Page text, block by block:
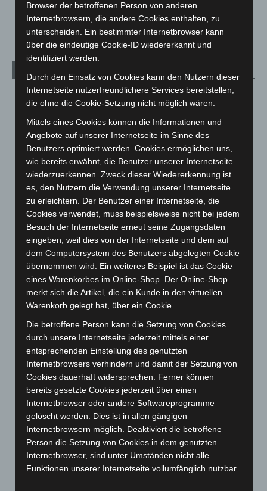
Veranstaltungen
Welt
August 2026(10)
Juni 2026(139)
Mai 2026(99)
April 2026(99)
März 2026(115)
Februar 2026(109)
Januar 2026
(122)
Dezember 2025 (103)
November 2025(114)
Oktober 2025
(112)
September 2025(93)
August 2025 (90)
Juli 2025(90)
Juni 2025
(103)
Mai 2025(112)
April 2025(88)
März 2025(111)
Februar 2025(96)
Januar 2025(88)
Dezember 2024(89)
November 2024(94)
Browser der betroffenen Person von anderen
Internetbrowsern, die andere Cookies enthalten, zu
unterscheiden. Ein bestimmter Internetbrowser kann
über die eindeutige Cookie-ID wiedererkannt und
identifiziert werden.
Durch den Einsatz von Cookies kann den Nutzern dieser
Internetseite nutzerfreundlichere Services bereitstellen,
die ohne die Cookie-Setzung nicht möglich wären.
Mittels eines Cookies können die Informationen und
Angebote auf unserer Internetseite im Sinne des
Benutzers optimiert werden. Cookies ermöglichen uns,
wie bereits erwähnt, die Benutzer unserer Internetseite
wiederzuerkennen. Zweck dieser Wiedererkennung ist
es, den Nutzern die Verwendung unserer Internetseite
zu erleichtern. Der Benutzer einer Internetseite, die
Cookies verwendet, muss beispielsweise nicht bei jedem
Besuch der Internetseite erneut seine Zugangsdaten
eingeben, weil dies von der Internetseite und dem auf
dem Computersystem des Benutzers abgelegten Cookie
übernommen wird. Ein weiteres Beispiel ist das Cookie
eines Warenkorbes im Online-Shop. Der Online-Shop
merkt sich die Artikel, die ein Kunde in den virtuellen
Warenkorb gelegt hat, über ein Cookie.
Die betroffene Person kann die Setzung von Cookies
durch unsere Internetseite jederzeit mittels einer
entsprechenden Einstellung des genutzten
Internetbrowsers verhindern und damit der Setzung von
Cookies dauerhaft widersprechen. Ferner können
bereits gesetzte Cookies jederzeit über einen
Internetbrowser oder andere Softwareprogramme
gelöscht werden. Dies ist in allen gängigen
Internetbrowsern möglich. Deaktiviert die betroffene
Person die Setzung von Cookies in dem genutzten
Internetbrowser, sind unter Umständen nicht alle
Funktionen unserer Internetseite vollumfänglich nutzbar.